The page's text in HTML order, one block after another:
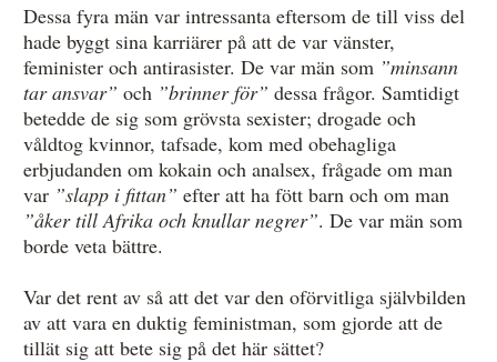
Dessa fyra män var intressanta eftersom de till viss del
hade byggt sina karriärer på att de var vänster,
feminister och antirasister. De var män som ”minsann
tar ansvar” och ”brinner för” dessa frågor. Samtidigt
betedde de sig som grövsta sexister; drogade och
våldtog kvinnor, tafsade, kom med obehagliga
erbjudanden om kokain och analsex, frågade om man
var ”slapp i fittan” efter att ha fött barn och om man
”åker till Afrika och knullar negrer”. De var män som
borde veta bättre.
Var det rent av så att det var den oförvitliga självbilden
av att vara en duktig feministman, som gjorde att de
tillät sig att bete sig på det här sättet?